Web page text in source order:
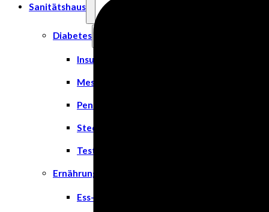
Sanitätshaus
Diabetes
Insulinspritzen
Messgeräte
Pen Nadeln
Stechhilfen
Teststreifen
Ernährung & Trinkhilfen
Ess- und Trinkhilfen